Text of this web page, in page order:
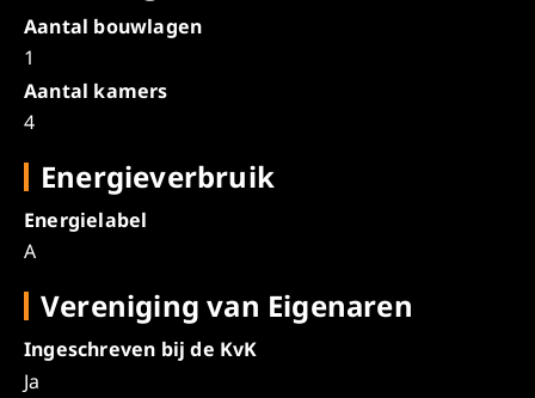
Aantal bouwlagen
1
Aantal kamers
4
Energieverbruik
Energielabel
A
Vereniging van Eigenaren
Ingeschreven bij de KvK
Ja